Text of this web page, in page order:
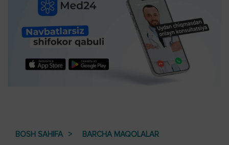
BOSH SAHIFA BARCHA MAQOLALAR